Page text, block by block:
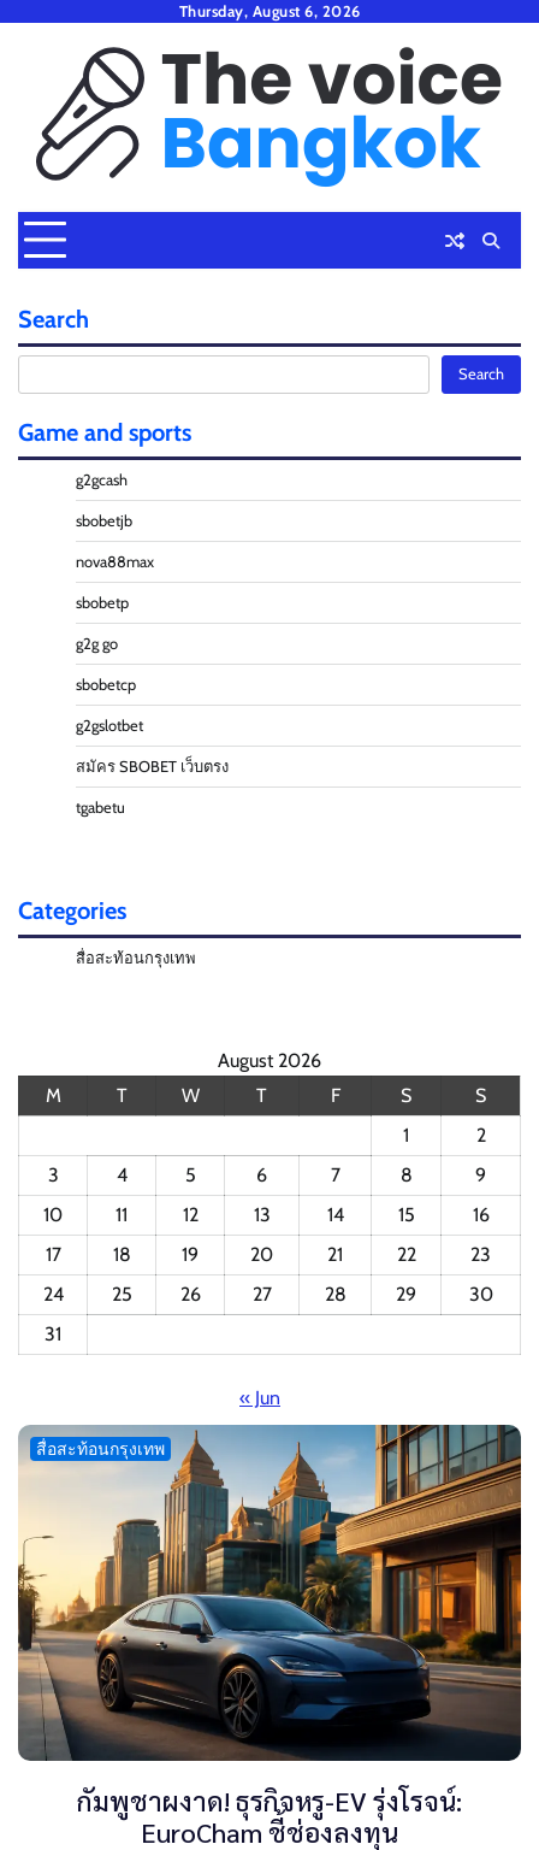
Thursday, August 6, 2026
Search
e
a
r
Search
Game and sports
g2gcash
sbobetjb
nova88max
sbobetp
g2g go
sbobetcp
g2gslotbet
สมัคร SBOBET เว็บตรง
tgabetu
Categories
สื่อสะท้อนกรุงเทพ
August 2026
M
T W T F S
S
1
2
3
4 5 6 7 8
9
10
11 12 13 14 15
16
17
18 19 20 21 22
23
24
25 26 27 28 29
30
31
« Jun
สื่อสะท้อนกรุงเทพ
กัมพูชาผงาด! ธุรกิจหรู-EV รุ่งโรจน์:
EuroCham ชี้ช่องลงทุน